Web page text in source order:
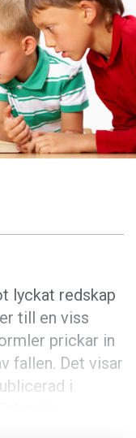
lyckat redskap
till en viss
prickar in
fallen. Det visar
i